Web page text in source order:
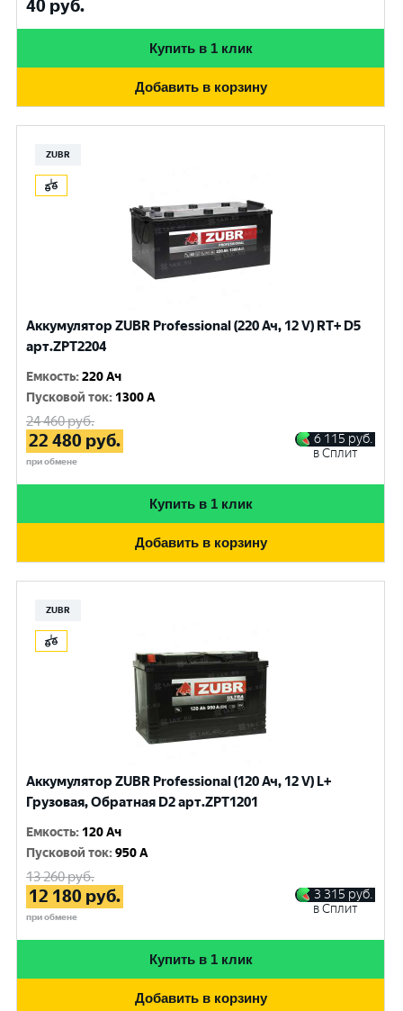
40 руб.
Купить в 1 клик
Добавить в корзину
ZUBR
Аккумулятор ZUBR Professional (220 Ач, 12 V) RT+ D5
арт.ZPT2204
Емкость:220 Ач
Пусковой ток: 1300 A
24 460руб.
22 480 руб.
при обмене
6 115 руб.
в Сплит
Купить в 1 клик
Добавить в корзину
ZUBR
Аккумулятор ZUBR Professional (120 Ач, 12 V) L+
Грузовая, Обратная D2 арт.ZPT1201
Емкость: 120 Ач
Пусковой ток:950 A
13 260руб.
12 180 руб.
при обмене
3 315 руб.
в Сплит
Купить в 1 клик
Добавить в корзину